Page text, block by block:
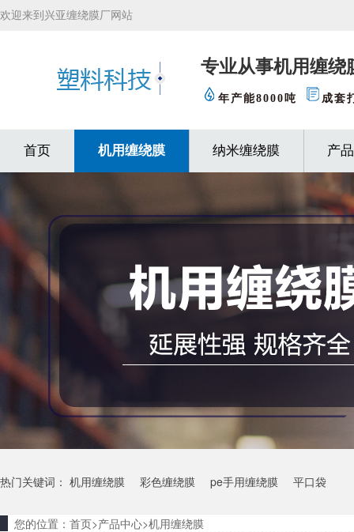
欢迎来到兴亚缠绕膜厂网站
专业从事机用缠绕
年产能8000吨 成套
首页 机用缠绕膜 纳米缠绕膜 产
热门关键词： 机用缠绕膜 彩色缠绕膜 pe手用缠绕膜 平口袋
您的位置： 首页>产品中心>机用缠绕膜